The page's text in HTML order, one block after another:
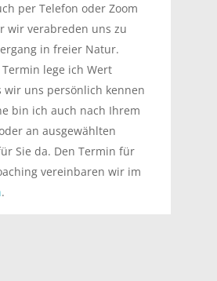
per Telefon oder Zoom
wir verabreden uns zu
in freier Natur.
lege ich Wert
wir uns persönlich kennen
bin ich auch nach Ihrem
an ausgewählten
Sie da. Den Termin für
vereinbaren wir im
.